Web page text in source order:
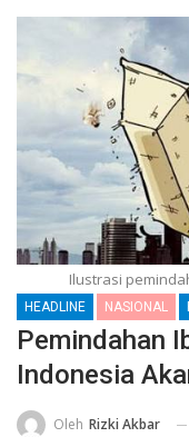
Ilustrasi
HEADLINE NASIONAL
Pemindahan
Indonesia
Oleh Rizki Akbar